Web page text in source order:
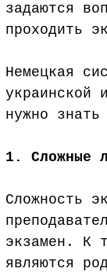
задаются
проходить
Немецкая
украинской
нужно
1. Сложные
Сложность
экзамен. К
являются